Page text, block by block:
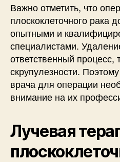
Важно отметить, что
плоскоклеточного рака
опытными и
специалистами.
ответственный
скрупулезности.
врача для операции
внимание на их
Лучевая